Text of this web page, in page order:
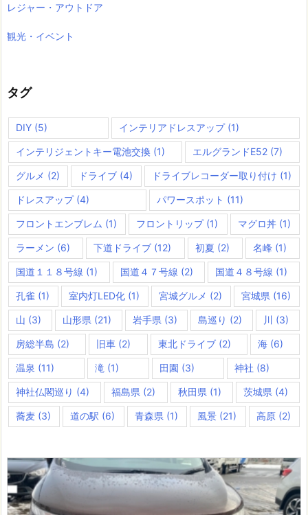
レジャー・アウトドア
観光・イベント
タグ
DIY (5) インテリアドレスアップ(1)
インテリジェントキー電池交換 (1) エルグランドE52 (7)
グルメ (2) ドライブ (4) ドライブレコーダー取り付け (1)
ドレスアップ(4) パワースポット (11)
フロントエンブレム (1) フロントリップ(1) マグロ丼(1)
ラーメン (6) 下道ドライブ (12) 初夏 (2) 名峰(1)
国道１１８号線 (1) 国道４７号線 (2) 国道４８号線 (1)
孔雀 (1) 室内灯LED化 (1) 宮城グルメ (2) 宮城県 (16)
山 (3) 山形県 (21) 岩手県 (3) 島巡り (2) 川 (3)
房総半島 (2) 旧車 (2) 東北ドライブ(2) 海(6)
温泉 (11) 滝 (1) 田園 (3) 神社 (8)
神社仏閣巡り (4) 福島県 (2) 秋田県 (1) 茨城県 (4)
蕎麦 (3) 道の駅 (6) 青森県 (1) 風景 (21) 高原(2)